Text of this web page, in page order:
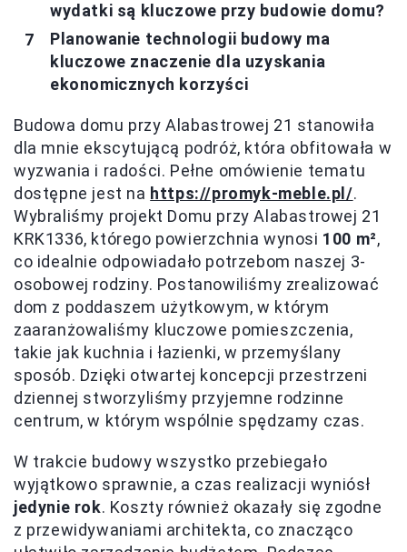
wydatki są kluczowe przy budowie domu?
Planowanie technologii budowy ma
kluczowe znaczenie dla uzyskania
ekonomicznych korzyści
Budowa domu przy Alabastrowej 21 stanowiła
dla mnie ekscytującą podróż, która obfitowała w
wyzwania i radości. Pełne omówienie tematu
dostępne jest na https://promyk-meble.pl/.
Wybraliśmy projekt Domu przy Alabastrowej 21
KRK1336, którego powierzchnia wynosi 100 m²,
co idealnie odpowiadało potrzebom naszej 3-
osobowej rodziny. Postanowiliśmy zrealizować
dom z poddaszem użytkowym, w którym
zaaranżowaliśmy kluczowe pomieszczenia,
takie jak kuchnia i łazienki, w przemyślany
sposób. Dzięki otwartej koncepcji przestrzeni
dziennej stworzyliśmy przyjemne rodzinne
centrum, w którym wspólnie spędzamy czas.
W trakcie budowy wszystko przebiegało
wyjątkowo sprawnie, a czas realizacji wyniósł
jedynie rok. Koszty również okazały się zgodne
z przewidywaniami architekta, co znacząco